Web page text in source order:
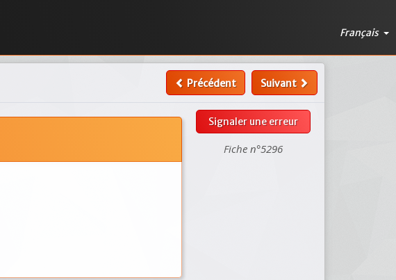
Français
Précédent Suivant
Signaler une erreur
Fiche n°5296